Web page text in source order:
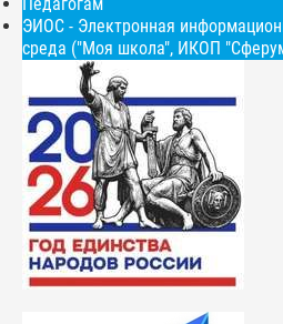
ЭИОС - Электронная
среда ("Моя школа", ИКОП